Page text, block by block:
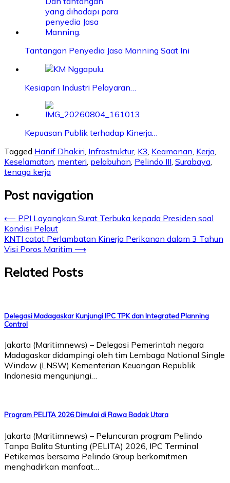
Tantangan Penyedia Jasa Manning Saat Ini
Kesiapan Industri Pelayaran…
Kepuasan Publik terhadap Kinerja…
Tagged Hanif Dhakiri, Infrastruktur, K3, Keamanan, Kerja,
Keselamatan, menteri, pelabuhan, Pelindo III, Surabaya,
tenaga kerja
Post navigation
⟵ PPI Layangkan Surat Terbuka kepada Presiden soal
Kondisi Pelaut
KNTI catat Perlambatan Kinerja Perikanan dalam 3 Tahun
Visi Poros Maritim ⟶
Related Posts
Delegasi Madagaskar Kunjungi IPC TPK dan Integrated Planning
Control
Jakarta (Maritimnews) – Delegasi Pemerintah negara
Madagaskar didampingi oleh tim Lembaga National Single
Window (LNSW) Kementerian Keuangan Republik
Indonesia mengunjungi…
Program PELITA 2026 Dimulai di Rawa Badak Utara
Jakarta (Maritimnews) – Peluncuran program Pelindo
Tanpa Balita Stunting (PELITA) 2026, IPC Terminal
Petikemas bersama Pelindo Group berkomitmen
menghadirkan manfaat…